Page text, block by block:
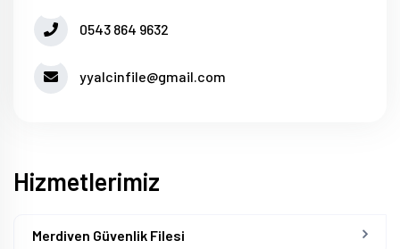
0543 864 9632
yyalcinfile@gmail.com
Hizmetlerimiz
Merdiven Güvenlik Filesi